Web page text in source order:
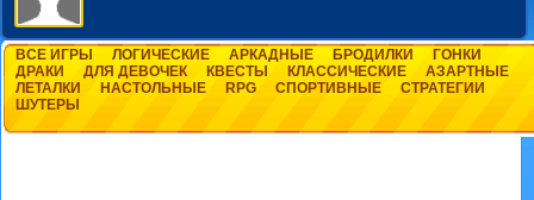
ВСЕ ИГРЫ ЛОГИЧЕСКИЕ АРКАДНЫЕ БРОДИЛКИ
ГОНКИ
ДРАКИ
ДЛЯ ДЕВОЧЕК КВЕСТЫ КЛАССИЧЕСКИЕ
АЗАРТНЫЕ
ЛЕТАЛКИ
НАСТОЛЬНЫЕ RPG СПОРТИВНЫЕ
СТРАТЕГИИ
ШУТЕРЫ